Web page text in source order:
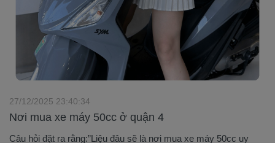
Nơi mua xe máy 50cc ở quận 4
27/12/2025 23:40:34
Câu hỏi đặt ra rằng:”Liệu đâu sẽ là nơi mua xe máy 50cc uy